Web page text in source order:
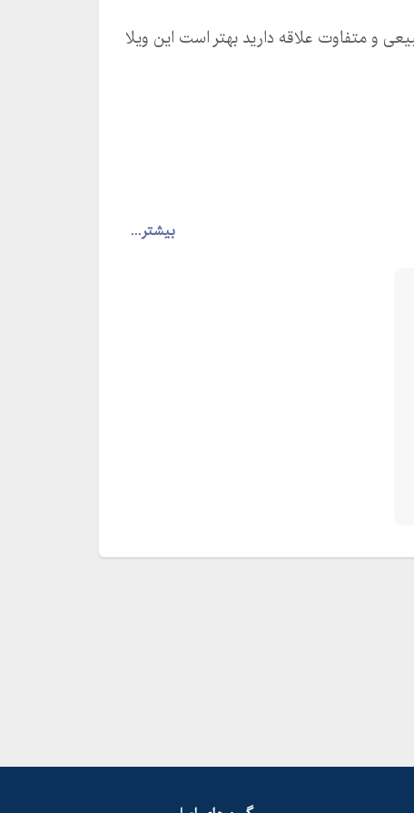
بیشتر...
و متفاوت علاقه دارید بهتر است این ویلا